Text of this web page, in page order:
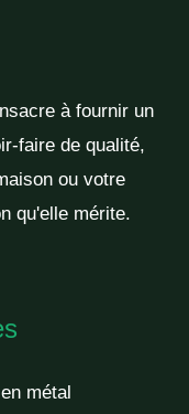
à fournir un
faire de qualité,
ou votre
qu'elle mérite.
métal